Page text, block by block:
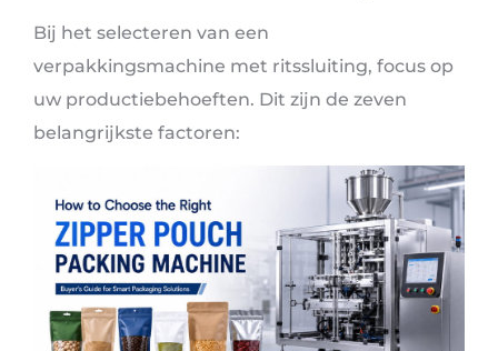
Bij het selecteren van een
verpakkingsmachine met ritssluiting, focus op
uw productiebehoeften. Dit zijn de zeven
belangrijkste factoren: